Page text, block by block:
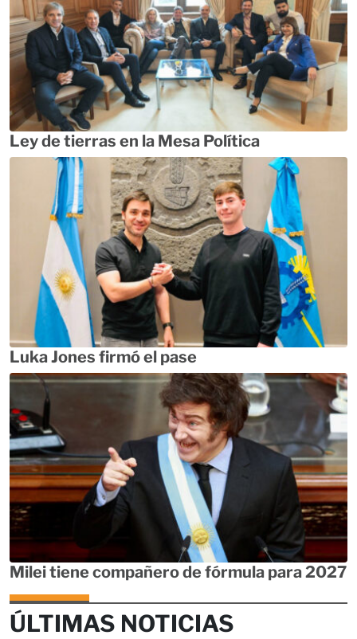
Ley de tierras en la Mesa Política
Luka Jones firmó el pase
Milei tiene compañero de fórmula para 2027
ÚLTIMAS NOTICIAS